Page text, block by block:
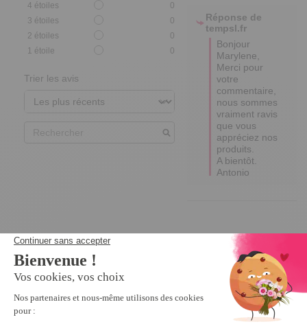
4 étoiles
0
3 étoiles
0
2 étoiles
0
1 étoile 0
Trier les avis
Réponse de
tempsl.fr
Bonjour
Marylene,
Merci pour
votre
commentaire,
nous sommes
vraiment ravis
que vous
appréciez nos
produits.
A bientôt.
Antonio
Nous vous recommandons